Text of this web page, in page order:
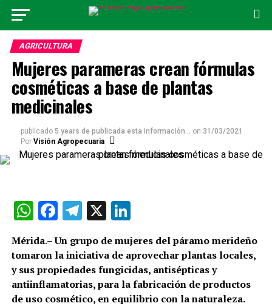
AGRICULTURA
Mujeres parameras crean fórmulas
cosméticas a base de plantas
medicinales
publicado 5 years de publicada esta información... on 31/03/2021
Por Visión Agropecuaria
WhatsApp
Facebook
Telegram
X LinkedIn
Mérida.– Un grupo de mujeres del páramo merideño
tomaron la iniciativa de aprovechar plantas locales,
y sus propiedades fungicidas, antisépticas y
antiinflamatorias, para la fabricación de productos
de uso cosmético, en equilibrio con la naturaleza.